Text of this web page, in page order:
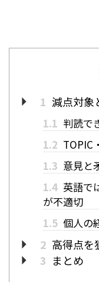
1 減点対象
1.1 判読で
1.2 TOPIC
1.3 意見と
1.4 英語で
が不適切
1.5 個人の
2 高得点を
3 まとめ